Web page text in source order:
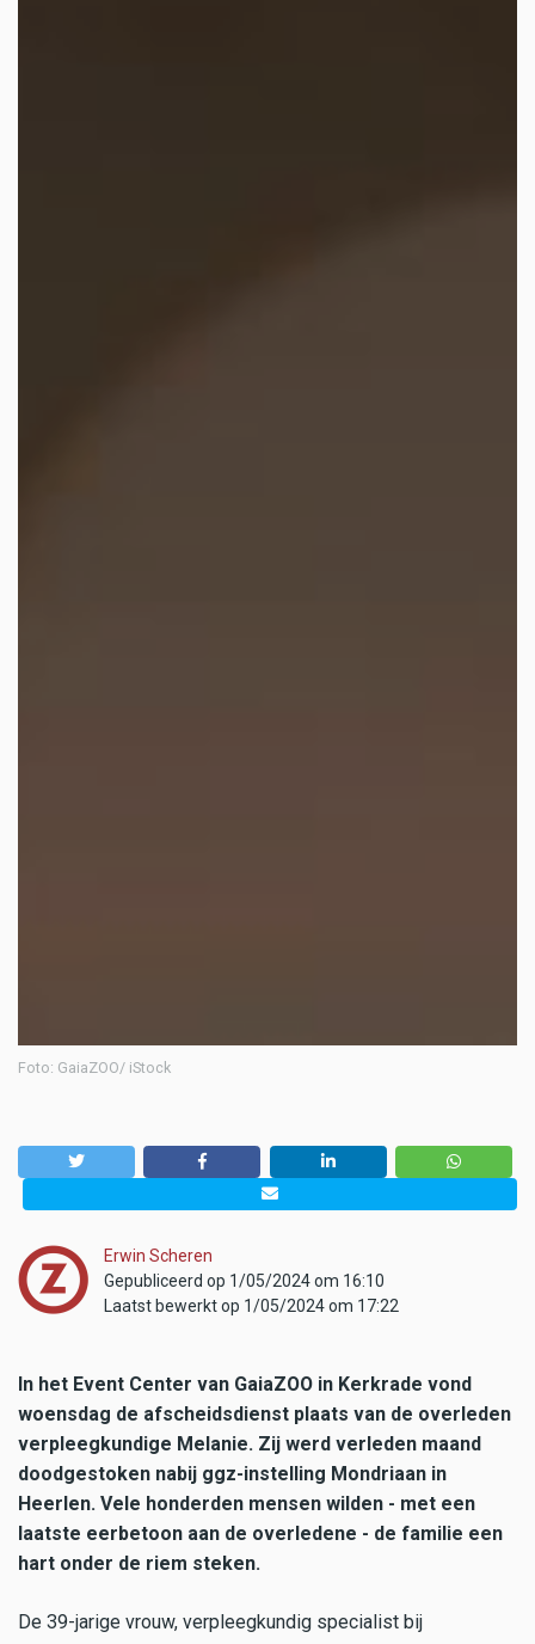
Foto: GaiaZOO/ iStock
Erwin Scheren
Gepubliceerd op 1/05/2024 om 16:10
Laatst bewerkt op 1/05/2024 om 17:22
In het Event Center van GaiaZOO in Kerkrade vond
woensdag de afscheidsdienst plaats van de overleden
verpleegkundige Melanie. Zij werd verleden maand
doodgestoken nabij ggz-instelling Mondriaan in
Heerlen. Vele honderden mensen wilden - met een
laatste eerbetoon aan de overledene - de familie een
hart onder de riem steken.
De 39-jarige vrouw, verpleegkundig specialist bij